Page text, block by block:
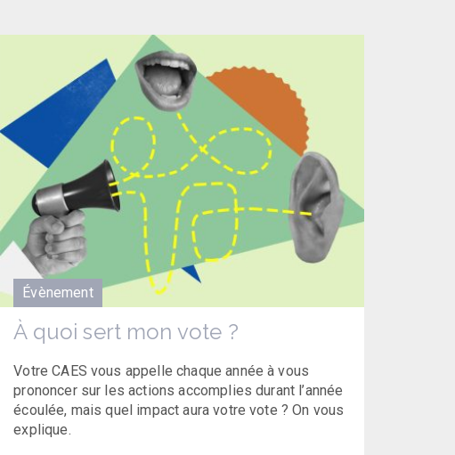
Évènement
À quoi sert mon vote ?
Votre CAES vous appelle chaque année à vous
prononcer sur les actions accomplies durant l’année
écoulée, mais quel impact aura votre vote ? On vous
explique.